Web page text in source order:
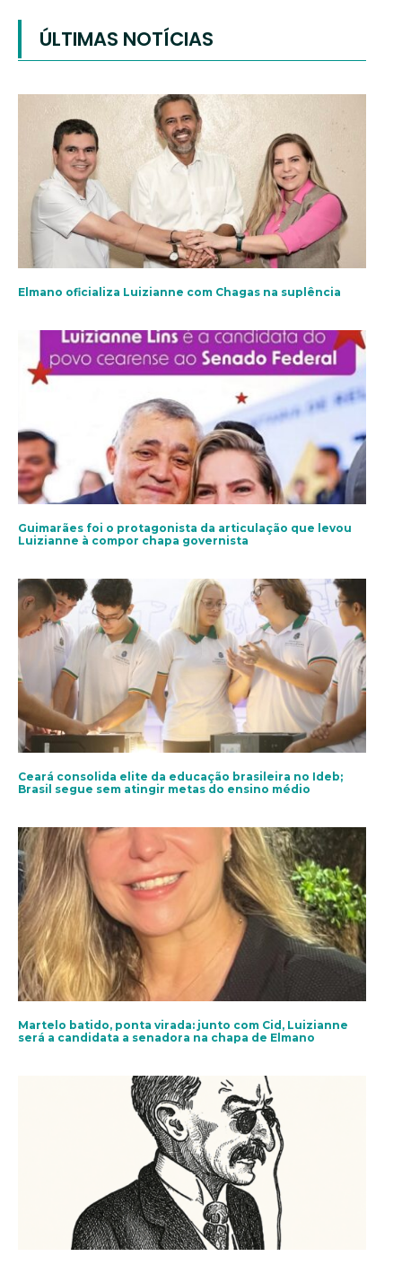
ÚLTIMAS NOTÍCIAS
Elmano oficializa Luizianne com Chagas na suplência
Guimarães foi o protagonista da articulação que levou
Luizianne à compor chapa governista
Ceará consolida elite da educação brasileira no Ideb;
Brasil segue sem atingir metas do ensino médio
Martelo batido, ponta virada: junto com Cid, Luizianne
será a candidata a senadora na chapa de Elmano